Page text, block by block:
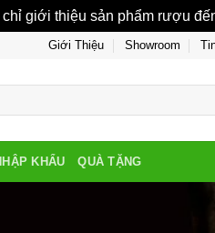
giới thiệu sản phẩm rượu
Giới Thiệu Showroom
KHẨU QUÀ TẶNG